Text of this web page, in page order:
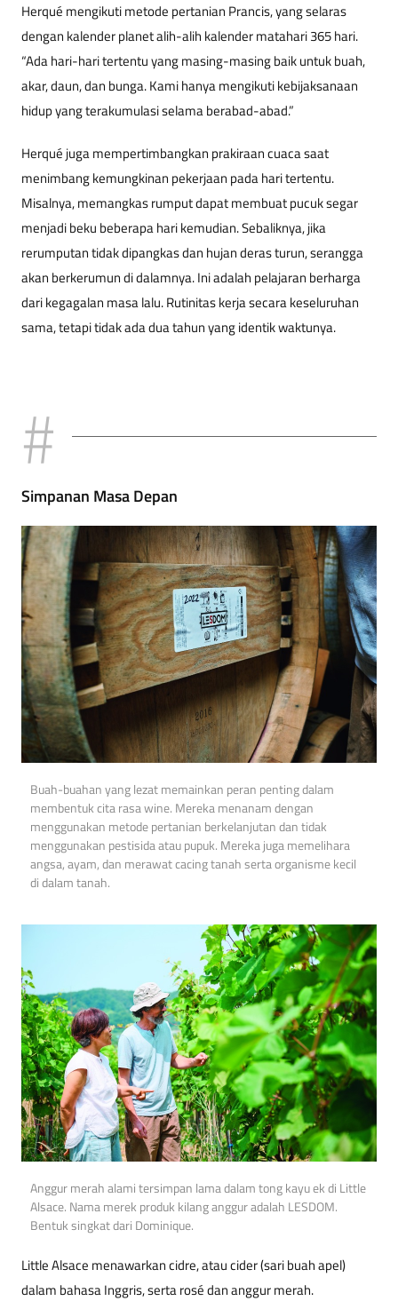
Herqué mengikuti metode pertanian Prancis, yang selaras
dengan kalender planet alih-alih kalender matahari 365 hari.
“Ada hari-hari tertentu yang masing-masing baik untuk buah,
akar, daun, dan bunga. Kami hanya mengikuti kebijaksanaan
hidup yang terakumulasi selama berabad-abad.”
Herqué juga mempertimbangkan prakiraan cuaca saat
menimbang kemungkinan pekerjaan pada hari tertentu.
Misalnya, memangkas rumput dapat membuat pucuk segar
menjadi beku beberapa hari kemudian. Sebaliknya, jika
rerumputan tidak dipangkas dan hujan deras turun, serangga
akan berkerumun di dalamnya. Ini adalah pelajaran berharga
dari kegagalan masa lalu. Rutinitas kerja secara keseluruhan
sama, tetapi tidak ada dua tahun yang identik waktunya.
Simpanan Masa Depan
Buah-buahan yang lezat memainkan peran penting dalam
membentuk cita rasa wine. Mereka menanam dengan
menggunakan metode pertanian berkelanjutan dan tidak
menggunakan pestisida atau pupuk. Mereka juga memelihara
angsa, ayam, dan merawat cacing tanah serta organisme kecil
di dalam tanah.
Anggur merah alami tersimpan lama dalam tong kayu ek di Little
Alsace. Nama merek produk kilang anggur adalah LESDOM.
Bentuk singkat dari Dominique.
Little Alsace menawarkan cidre, atau cider (sari buah apel)
dalam bahasa Inggris, serta rosé dan anggur merah.